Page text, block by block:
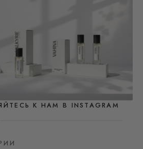
К НАМ В INSTAGRAM